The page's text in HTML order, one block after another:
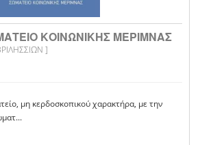
ΚΟΙΝΩΝΙΚΗΣ ΜΕΡΙΜΝΑΣ
]
μη κερδοσκοπικού χαρακτήρα, με την